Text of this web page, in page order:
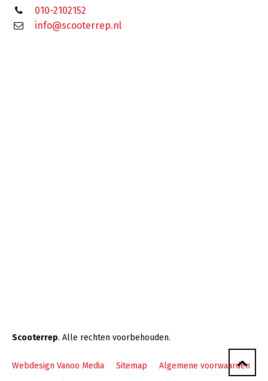
010-2102152
info@scooterrep.nl
Scooterrep. Alle rechten voorbehouden.
Webdesign Vanoo Media Sitemap
Algemene voorwaarden